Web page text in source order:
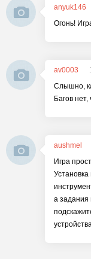
anyuk146
Огонь!
av0003
Слышно,
Багов
aushmel
Игра
а задания